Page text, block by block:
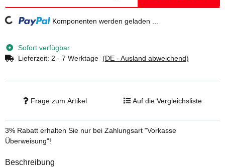
Loading... Komponenten werden geladen ...
Sofort verfügbar
Lieferzeit: 2 - 7 Werktage (DE - Ausland abweichend)
Frage zum Artikel Auf die Vergleichsliste
3% Rabatt erhalten Sie nur bei Zahlungsart "Vorkasse
Überweisung"!
Beschreibung